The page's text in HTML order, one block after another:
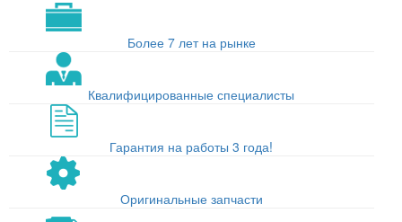
Более 7 лет на рынке
Квалифицированные специалисты
Гарантия на работы 3 года!
Оригинальные запчасти